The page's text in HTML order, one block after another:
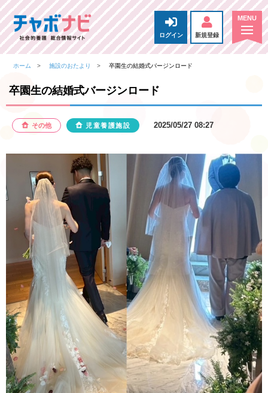
ログイン 新規登録
ホーム 施設のおたより 卒園生の結婚式バージンロード
卒園生の結婚式バージンロード
その他 児童養護施設 2025/05/27 08:27